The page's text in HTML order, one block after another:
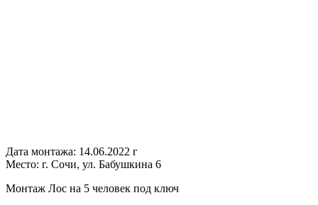
Дата монтажа: 14.06.2022 г
Место: г. Сочи, ул. Бабушкина 6
Монтаж Лос на 5 человек под ключ